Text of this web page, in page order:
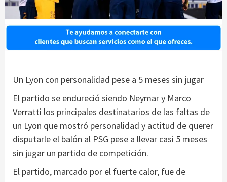
Un Lyon con personalidad pese a 5 meses sin jugar
El partido se endureció siendo Neymar y Marco
Verratti los principales destinatarios de las faltas de
un Lyon que mostró personalidad y actitud de querer
disputarle el balón al PSG pese a llevar casi 5 meses
sin jugar un partido de competición.
El partido, marcado por el fuerte calor, fue de